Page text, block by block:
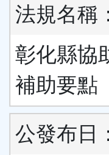
法規名稱：
彰化縣協
補助要點
公發布日：